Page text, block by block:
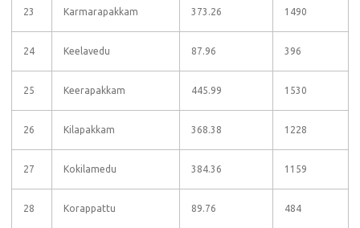
23 Karmarapakkam 373.26 1490
24 Keelavedu 87.96 396
25 Keerapakkam 445.99 1530
26 Kilapakkam 368.38 1228
27 Kokilamedu 384.36 1159
28 Korappattu 89.76 484